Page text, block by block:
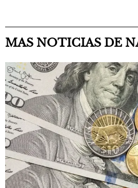
MAS NOTICIAS DE